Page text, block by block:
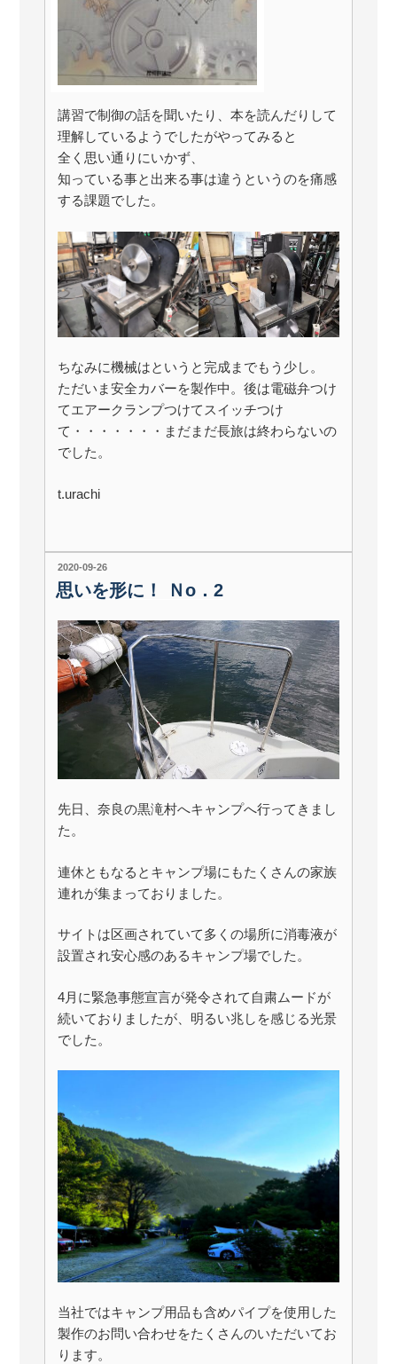
講習で制御の話を聞いたり、本を読んだりして
理解しているようでしたがやってみると
全く思い通りにいかず、
知っている事と出来る事は違うというのを痛感
する課題でした。
ちなみに機械はというと完成までもう少し。
ただいま安全カバーを製作中。後は電磁弁つけ
てエアークランプつけてスイッチつけ
て・・・・・・・まだまだ長旅は終わらないの
でした。
t.urachi
投
稿
日:
2020-09-26
思いを形に！ Ｎo．2
先日、奈良の黒滝村へキャンプへ行ってきまし
た。
連休ともなるとキャンプ場にもたくさんの家族
連れが集まっておりました。
サイトは区画されていて多くの場所に消毒液が
設置され安心感のあるキャンプ場でした。
4月に緊急事態宣言が発令されて自粛ムードが
続いておりましたが、明るい兆しを感じる光景
でした。
当社ではキャンプ用品も含めパイプを使用した
製作のお問い合わせをたくさんのいただいてお
ります。